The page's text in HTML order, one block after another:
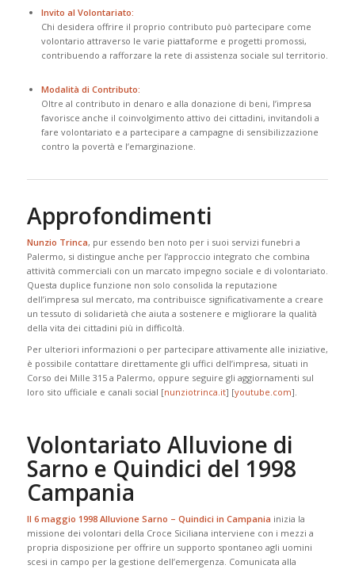
Invito al Volontariato:
Chi desidera offrire il proprio contributo può partecipare come
volontario attraverso le varie piattaforme e progetti promossi,
contribuendo a rafforzare la rete di assistenza sociale sul territorio.
Modalità di Contributo:
Oltre al contributo in denaro e alla donazione di beni, l’impresa
favorisce anche il coinvolgimento attivo dei cittadini, invitandoli a
fare volontariato e a partecipare a campagne di sensibilizzazione
contro la povertà e l’emarginazione.
Approfondimenti
Nunzio Trinca, pur essendo ben noto per i suoi servizi funebri a
Palermo, si distingue anche per l’approccio integrato che combina
attività commerciali con un marcato impegno sociale e di volontariato.
Questa duplice funzione non solo consolida la reputazione
dell’impresa sul mercato, ma contribuisce significativamente a creare
un tessuto di solidarietà che aiuta a sostenere e migliorare la qualità
della vita dei cittadini più in difficoltà.
Per ulteriori informazioni o per partecipare attivamente alle iniziative,
è possibile contattare direttamente gli uffici dell’impresa, situati in
Corso dei Mille 315 a Palermo, oppure seguire gli aggiornamenti sul
loro sito ufficiale e canali social [​nunziotrinca.it] [​youtube.com].
Volontariato Alluvione di
Sarno e Quindici del 1998
Campania
Il 6 maggio 1998 Alluvione Sarno – Quindici in Campania inizia la
missione dei volontari della Croce Siciliana interviene con i mezzi a
propria disposizione per offrire un supporto spontaneo agli uomini
scesi in campo per la gestione dell’emergenza. Comunicata alla